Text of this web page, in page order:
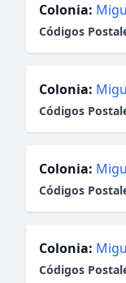
Colonia:
Códigos
Colonia:
Códigos
Colonia:
Códigos
Colonia:
Códigos